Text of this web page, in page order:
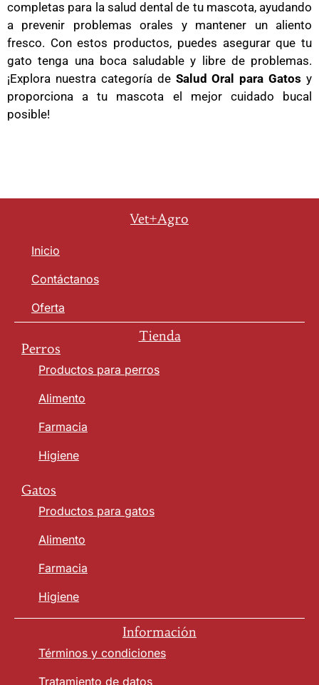
completas para la salud dental de tu mascota, ayudando
a prevenir problemas orales y mantener un aliento
fresco. Con estos productos, puedes asegurar que tu
gato tenga una boca saludable y libre de problemas.
¡Explora nuestra categoría de Salud Oral para Gatos y
proporciona a tu mascota el mejor cuidado bucal
posible!
Vet+Agro
Inicio
Contáctanos
Oferta
Tienda
Perros
Productos para perros
Alimento
Farmacia
Higiene
Gatos
Productos para gatos
Alimento
Farmacia
Higiene
Información
Términos y condiciones
Tratamiento de datos